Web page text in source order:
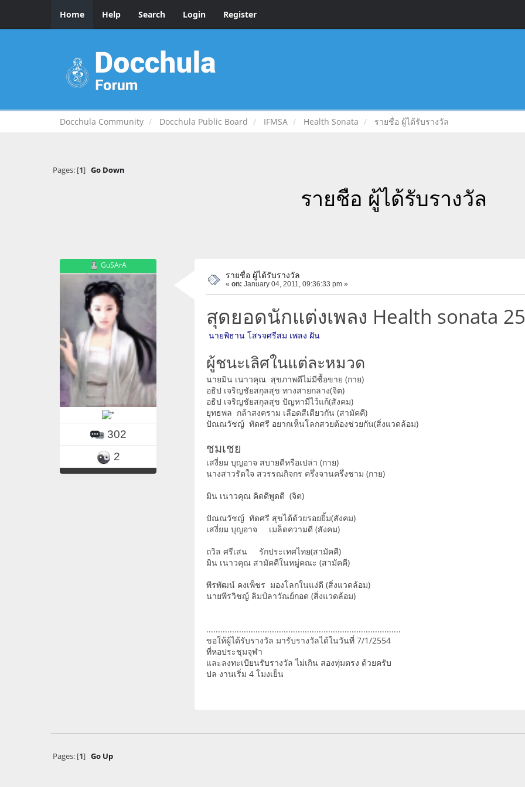
Home Help Search Login Register
Docchula Community Docchula Public Board IFMSA Health Sonata รายชื่อ ผู้ได้รับรางวัล
Pages: [1] Go Down
รายชื่อ ผู้ได้รับรางวัล
GuSArA
302
2
รายชื่อ ผู้ได้รับรางวัล
« on: January 04, 2011, 09:36:33 pm »
สุดยอดนักแต่งเพลง Health sonata
นายพิธาน โสรจศรีสม เพลง ฝัน
ผู้ชนะเลิศในแต่ละหมวด
นายมิน เนาวคุณ สุขภาพดีไม่มีซื้อขาย (กาย)
อธิป เจริญชัยสกุลสุข ทางสายกลาง(จิต)
อธิป เจริญชัยสกุลสุข ปัญหามีไว้แก้(สังคม)
ยุทธพล กล้าสงคราม เลือดสีเดียวกัน (สามัคคี)
ปัณณวัชญ์ ทัดศรี อยากเห็นโลกสวยต้องช่วยกัน(สิ่งแวดล้อม)
ชมเชย
เสงี่ยม บุญอาจ สบายดีหรือเปล่า (กาย)
นางสาวรัดใจ สวรรณกิจกร ครึ่งจานครึ่งชาม (กาย)
มิน เนาวคุณ คิดดีพูดดี (จิต)
ปัณณวัชญ์ ทัดศรี สุขได้ด้วยรอยยิ้ม(สังคม)
เสงี่ยม บุญอาจ เมล็ดความดี (สังคม)
ถวิล ศรีเสน รักประเทศไทย(สามัคคี)
มิน เนาวคุณ สามัคคีในหมู่คณะ (สามัคคี)
พีรพัฒน์ คงเพ็ชร มองโลกในแง่ดี (สิ่งแวดล้อม)
นายพีรวิชญ์ ลิมป์ลาวัณย์กอด (สิ่งแวดล้อม)
...................................................................................
ขอให้ผู้ได้รับรางวัล มารับรางวัลได้ในวันที่ 7/1/2554
ที่หอประชุมจุฬา
และลงทะเบียนรับรางวัล ไม่เกิน สองทุ่มตรง ด้วยครับ
ปล งานเริ่ม 4 โมงเย็น
Pages: [1] Go Up